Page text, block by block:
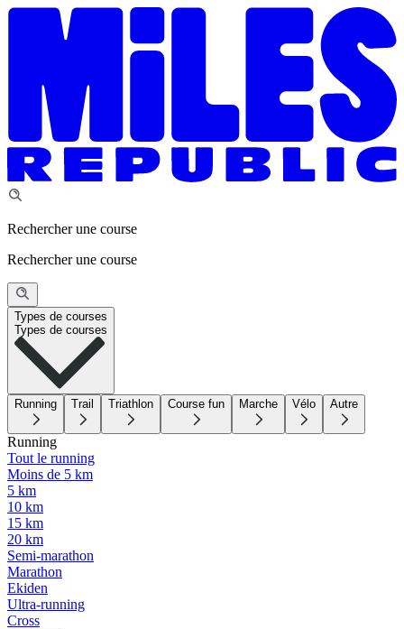
Rechercher une course
Rechercher une course
Types de courses
Types de courses
Running Trail Triathlon Course fun Marche Vélo Autre
Running
Tout le running
Moins de 5 km
5 km
10 km
15 km
20 km
Semi-marathon
Marathon
Ekiden
Ultra-running
Cross